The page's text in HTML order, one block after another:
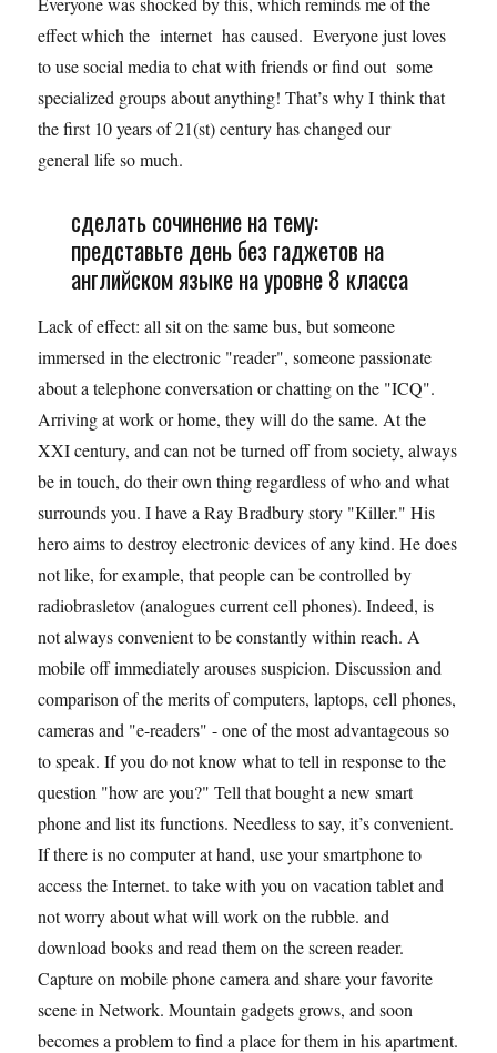
effect which the internet has caused. Everyone just loves
to use social media to chat with friends or find out some
specialized groups about anything! That’s why I think that
the first 10 years of 21(st) century has changed our
general life so much.
сделать сочинение на тему:
представьте день без гаджетов на
английском языке на уровне 8 класса
Lack of effect: all sit on the same bus, but someone
immersed in the electronic "reader", someone passionate
about a telephone conversation or chatting on the "ICQ".
Arriving at work or home, they will do the same. At the
XXI century, and can not be turned off from society, always
be in touch, do their own thing regardless of who and what
surrounds you. I have a Ray Bradbury story "Killer." His
hero aims to destroy electronic devices of any kind. He does
not like, for example, that people can be controlled by
radiobrasletov (analogues current cell phones). Indeed, is
not always convenient to be constantly within reach. A
mobile off immediately arouses suspicion. Discussion and
comparison of the merits of computers, laptops, cell phones,
cameras and "e-readers" - one of the most advantageous so
to speak. If you do not know what to tell in response to the
question "how are you?" Tell that bought a new smart
phone and list its functions. Needless to say, it’s convenient.
If there is no computer at hand, use your smartphone to
access the Internet. to take with you on vacation tablet and
not worry about what will work on the rubble. and
download books and read them on the screen reader.
Capture on mobile phone camera and share your favorite
scene in Network. Mountain gadgets grows, and soon
becomes a problem to find a place for them in his apartment.